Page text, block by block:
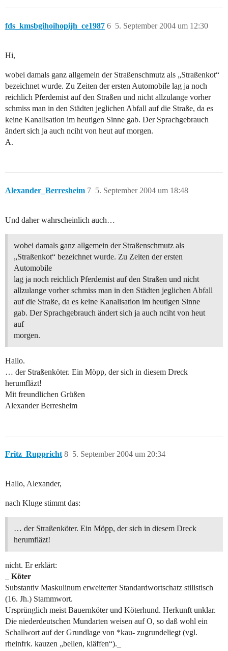
fds_kmsbgihoihopijh_ce1987 5. September 2004 um 12:30
6
Hi,
wobei damals ganz allgemein der Straßenschmutz als „Straßenkot“
bezeichnet wurde. Zu Zeiten der ersten Automobile lag ja noch
reichlich Pferdemist auf den Straßen und nicht allzulange vorher
schmiss man in den Städten jeglichen Abfall auf die Straße, da es
keine Kanalisation im heutigen Sinne gab. Der Sprachgebrauch
ändert sich ja auch nciht von heut auf morgen.
A.
Alexander_Berresheim 5. September 2004 um 18:48
7
Und daher wahrscheinlich auch…
wobei damals ganz allgemein der Straßenschmutz als
„Straßenkot“ bezeichnet wurde. Zu Zeiten der ersten
Automobile
lag ja noch reichlich Pferdemist auf den Straßen und nicht
allzulange vorher schmiss man in den Städten jeglichen Abfall
auf die Straße, da es keine Kanalisation im heutigen Sinne
gab. Der Sprachgebrauch ändert sich ja auch nciht von heut
auf
morgen.
Hallo.
… der Straßenköter. Ein Möpp, der sich in diesem Dreck
herumfläzt!
Mit freundlichen Grüßen
Alexander Berresheim
Fritz_Ruppricht 5. September 2004 um 20:34
8
Hallo, Alexander,
nach Kluge stimmt das:
… der Straßenköter. Ein Möpp, der sich in diesem Dreck
herumfläzt!
nicht. Er erklärt:
Köter
Substantiv Maskulinum erweiterter Standardwortschatz stilistisch
(16. Jh.) Stammwort.
Ursprünglich meist Bauernköter und Köterhund. Herkunft unklar.
Die niederdeutschen Mundarten weisen auf O, so daß wohl ein
Schallwort auf der Grundlage von *kau- zugrundeliegt (vgl.
rheinfrk. kauzen „bellen, kläffen“)._